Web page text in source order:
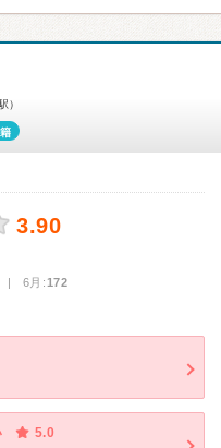
）
3.90
| 6月:172
5.0